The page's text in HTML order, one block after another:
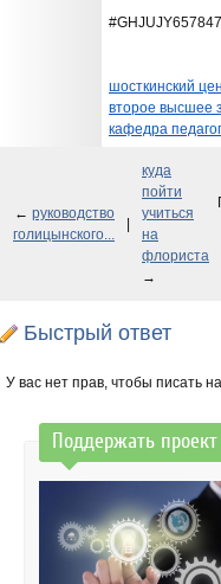
шосткинский
второе высшее
кафедра
← руководство
голицынского...
куда
пойти
учиться
на
флориста
→
Быстрый ответ
У вас нет прав, чтобы писать
Поддержать проект